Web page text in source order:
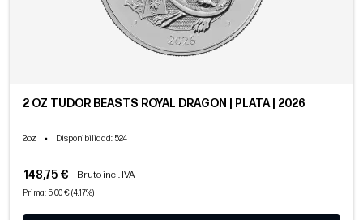
2 OZ TUDOR BEASTS ROYAL DRAGON | PLATA | 2026
2oz • Disponibilidad: 524
148,75 € Bruto incl. IVA
Prima: 5,00 € (4,17%)